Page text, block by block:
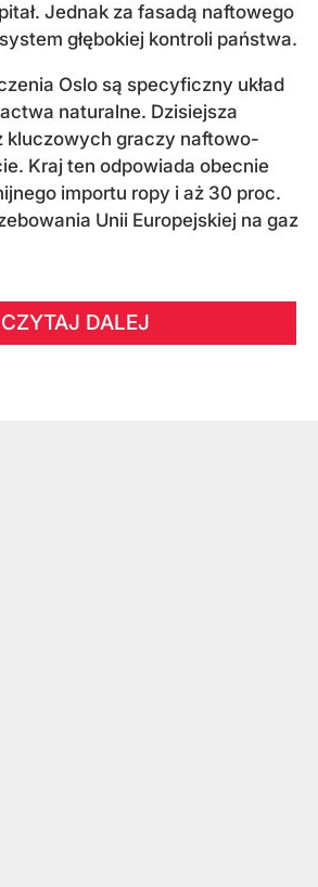
Jednak za fasadą naftowego
głębokiej kontroli państwa.
Oslo są specyficzny układ
naturalne. Dzisiejsza
kluczowych graczy naftowo-
Kraj ten odpowiada obecnie
importu ropy i aż 30 proc.
Unii Europejskiej na gaz
CZYTAJ DALEJ